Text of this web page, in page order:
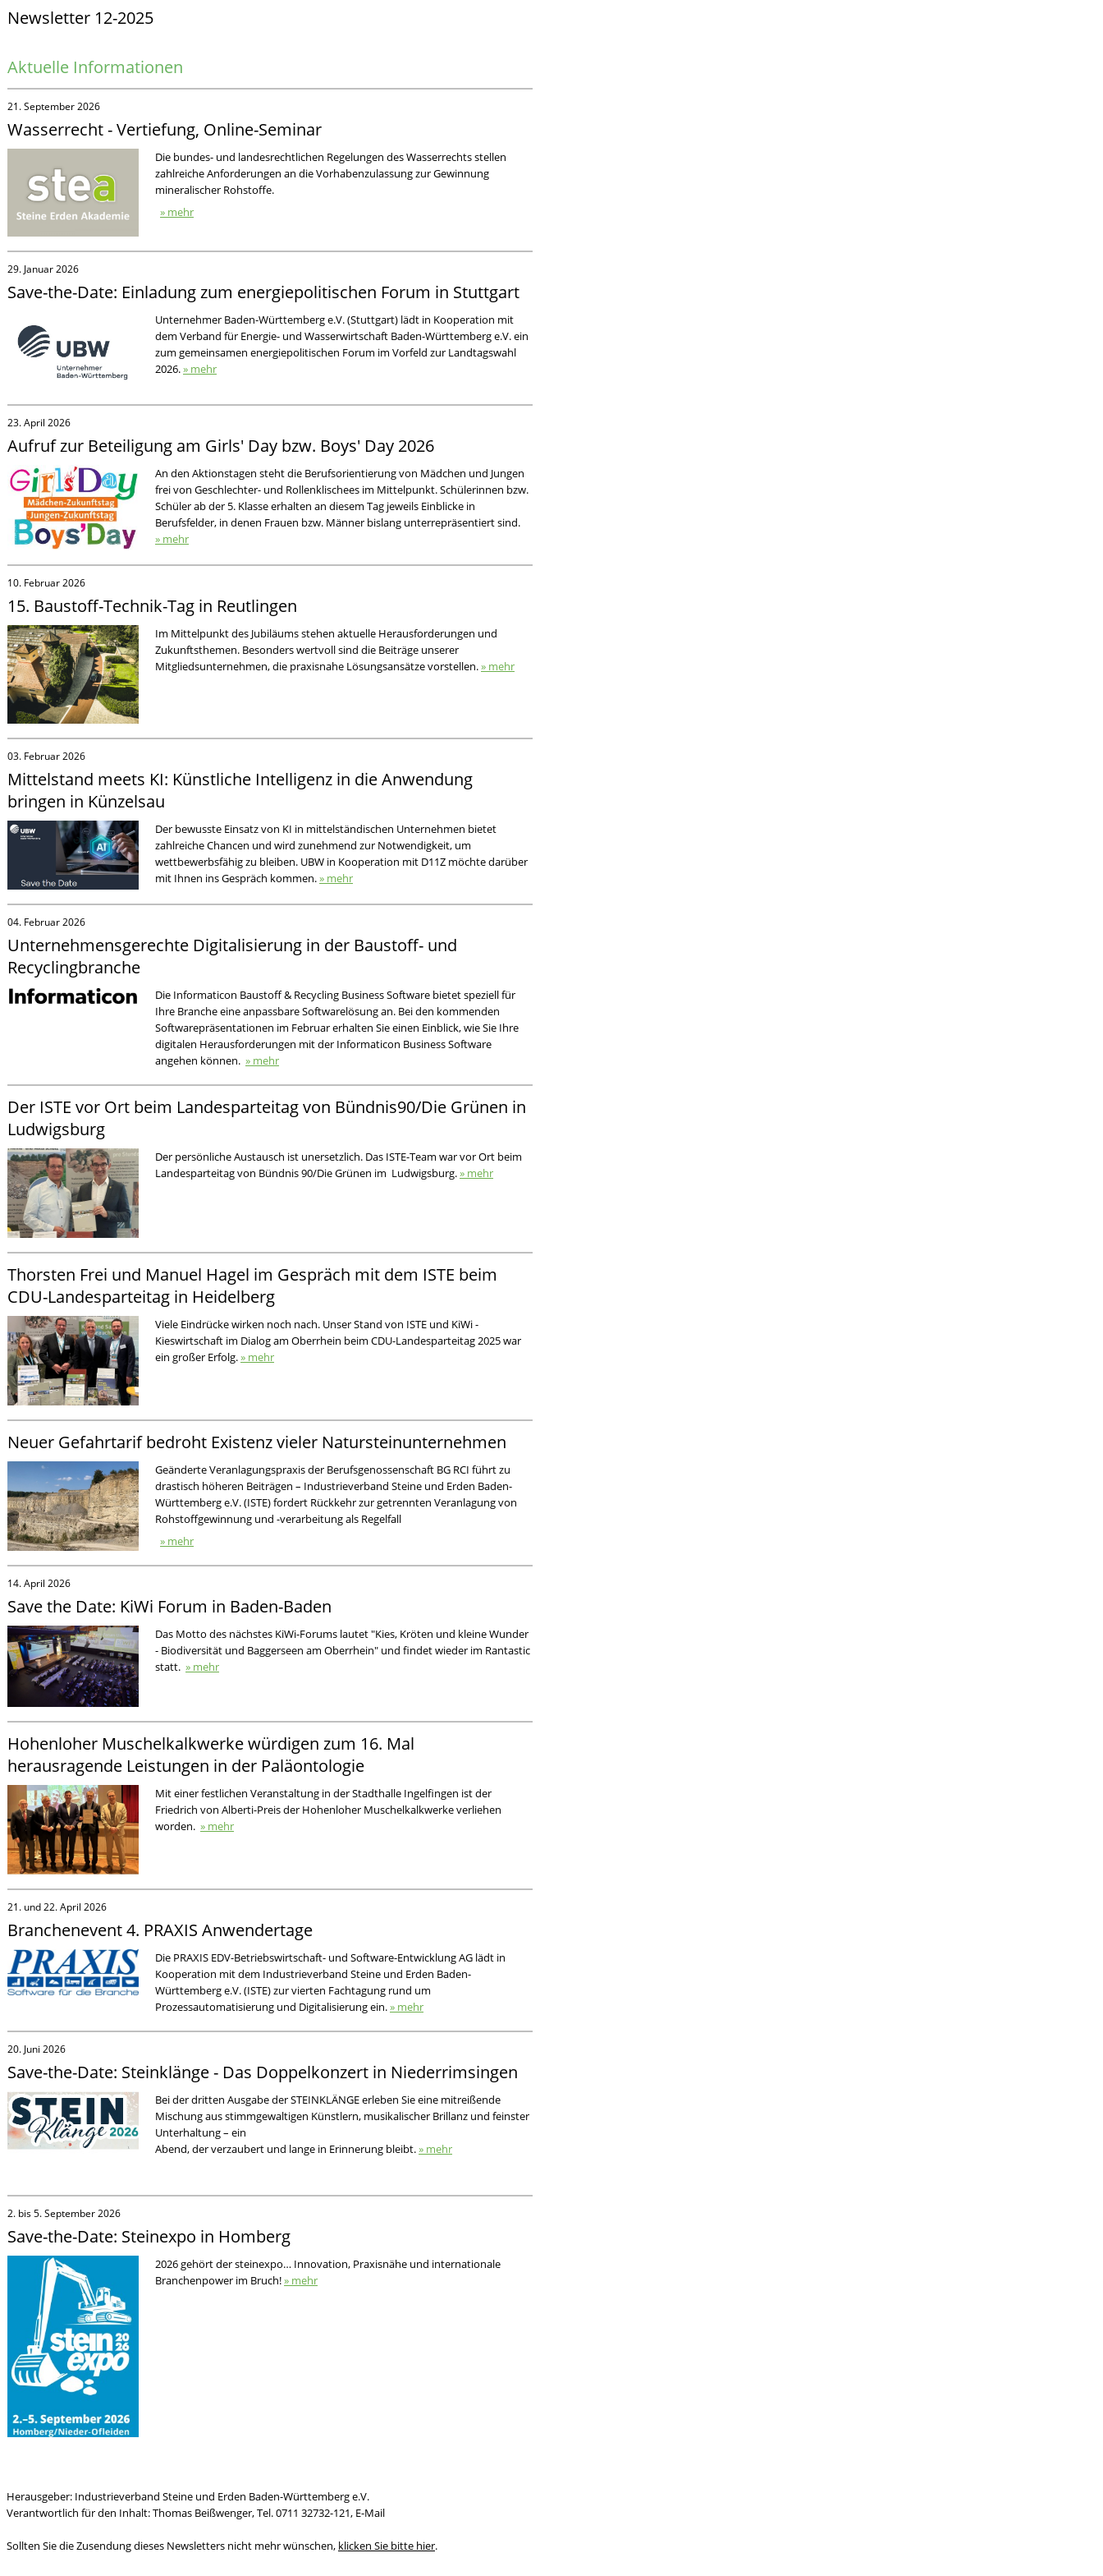
Newsletter 12-2025
Aktuelle Informationen
21. September 2026
Wasserrecht - Vertiefung, Online-Seminar
Die bundes- und landesrechtlichen Regelungen des Wasserrechts stellen
zahlreiche Anforderungen an die Vorhabenzulassung zur Gewinnung
mineralischer Rohstoffe.
» mehr
29. Januar 2026
Save-the-Date: Einladung zum energiepolitischen Forum in Stuttgart
Unternehmer Baden-Württemberg e.V. (Stuttgart) lädt in Kooperation mit
dem Verband für Energie- und Wasserwirtschaft Baden-Württemberg e.V. ein
zum gemeinsamen energiepolitischen Forum im Vorfeld zur Landtagswahl
2026.» mehr
23. April 2026
Aufruf zur Beteiligung am Girls' Day bzw. Boys' Day 2026
An den Aktionstagen steht die Berufsorientierung von Mädchen und Jungen
frei von Geschlechter- und Rollenklischees im Mittelpunkt. Schülerinnen bzw.
Schüler ab der 5. Klasse erhalten an diesem Tag jeweils Einblicke in
Berufsfelder, in denen Frauen bzw. Männer bislang unterrepräsentiert sind.
» mehr
10. Februar 2026
15. Baustoff-Technik-Tag in Reutlingen
Im Mittelpunkt des Jubiläums stehen aktuelle Herausforderungen und
Zukunftsthemen. Besonders wertvoll sind die Beiträge unserer
Mitgliedsunternehmen, die praxisnahe Lösungsansätze vorstellen.» mehr
03. Februar 2026
Mittelstand meets KI: Künstliche Intelligenz in die Anwendung
bringen in Künzelsau
Der bewusste Einsatz von KI in mittelständischen Unternehmen bietet
zahlreiche Chancen und wird zunehmend zur Notwendigkeit, um
wettbewerbsfähig zu bleiben. UBW in Kooperation mit D11Z möchte darüber
mit Ihnen ins Gespräch kommen.» mehr
04. Februar 2026
Unternehmensgerechte Digitalisierung in der Baustoff- und
Recyclingbranche
Die Informaticon Baustoff & Recycling Business Software bietet speziell für
Ihre Branche eine anpassbare Softwarelösung an. Bei den kommenden
Softwarepräsentationen im Februar erhalten Sie einen Einblick, wie Sie Ihre
digitalen Herausforderungen mit der Informaticon Business Software
angehen können. » mehr
Der ISTE vor Ort beim Landesparteitag von Bündnis90/Die Grünen in
Ludwigsburg
Der persönliche Austausch ist unersetzlich. Das ISTE-Team war vor Ort beim
Landesparteitag von Bündnis 90/Die Grünen im Ludwigsburg.» mehr
Thorsten Frei und Manuel Hagel im Gespräch mit dem ISTE beim
CDU-Landesparteitag in Heidelberg
Viele Eindrücke wirken noch nach. Unser Stand von ISTE und KiWi -
Kieswirtschaft im Dialog am Oberrhein beim CDU-Landesparteitag 2025 war
ein großer Erfolg.» mehr
Neuer Gefahrtarif bedroht Existenz vieler Natursteinunternehmen
Geänderte Veranlagungspraxis der Berufsgenossenschaft BG RCI führt zu
drastisch höheren Beiträgen – Industrieverband Steine und Erden Baden-
Württemberg e.V. (ISTE) fordert Rückkehr zur getrennten Veranlagung von
Rohstoffgewinnung und -verarbeitung als Regelfall
» mehr
14. April 2026
Save the Date: KiWi Forum in Baden-Baden
Das Motto des nächstes KiWi-Forums lautet "Kies, Kröten und kleine Wunder
- Biodiversität und Baggerseen am Oberrhein" und findet wieder im Rantastic
statt. » mehr
Hohenloher Muschelkalkwerke würdigen zum 16. Mal
herausragende Leistungen in der Paläontologie
Mit einer festlichen Veranstaltung in der Stadthalle Ingelfingen ist der
Friedrich von Alberti-Preis der Hohenloher Muschelkalkwerke verliehen
worden. » mehr
21. und 22. April 2026
Branchenevent 4. PRAXIS Anwendertage
Die PRAXIS EDV-Betriebswirtschaft- und Software-Entwicklung AG lädt in
Kooperation mit dem Industrieverband Steine und Erden Baden-
Württemberg e.V. (ISTE) zur vierten Fachtagung rund um
Prozessautomatisierung und Digitalisierung ein.» mehr
20. Juni 2026
Save-the-Date: Steinklänge - Das Doppelkonzert in Niederrimsingen
Bei der dritten Ausgabe der STEINKLÄNGE erleben Sie eine mitreißende
Mischung aus stimmgewaltigen Künstlern, musikalischer Brillanz und feinster
Unterhaltung – ein
Abend, der verzaubert und lange in Erinnerung bleibt.» mehr
2. bis 5. September 2026
Save-the-Date: Steinexpo in Homberg
2026 gehört der steinexpo… Innovation, Praxisnähe und internationale
Branchenpower im Bruch!» mehr
Herausgeber: Industrieverband Steine und Erden Baden-Württemberg e.V.
Verantwortlich für den Inhalt: Thomas Beißwenger, Tel. 0711 32732-121, E-Mail
Sollten Sie die Zusendung dieses Newsletters nicht mehr wünschen, klicken Sie bitte hier.